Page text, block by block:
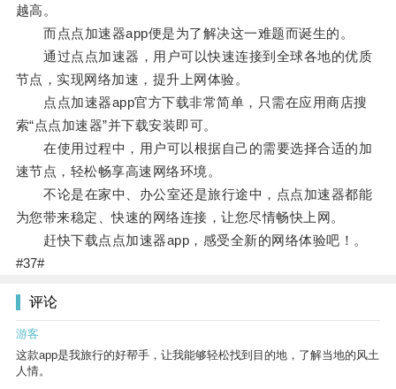
越高。
而点点加速器app便是为了解决这一难题而诞生的。
通过点点加速器，用户可以快速连接到全球各地的优质
节点，实现网络加速，提升上网体验。
点点加速器app官方下载非常简单，只需在应用商店搜
索“点点加速器”并下载安装即可。
在使用过程中，用户可以根据自己的需要选择合适的加
速节点，轻松畅享高速网络环境。
不论是在家中、办公室还是旅行途中，点点加速器都能
为您带来稳定、快速的网络连接，让您尽情畅快上网。
赶快下载点点加速器app，感受全新的网络体验吧！。
#37#
评论
游客
这款app是我旅行的好帮手，让我能够轻松找到目的地，了解当地的风土
人情。